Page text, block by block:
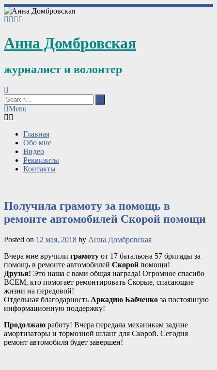
Анна Домбровская
журналист и волонтер
Menu
Главная
Обо мне
Видео
Реквизиты
Контакты
Получила грамоту за помощь в
ремонте автомобилей Скорой помощи
Posted on 12 мая, 2018 by Анна Домбровская
Вчера мне вручили грамоту от 17 батальона 57 бригады за
помощь в ремонте автомобилей Скорой помощи!
Друзья! Это наша с вами общая награда! Огромное спасибо
ВСЕМ, кто помогает ремонтировать Скорые, спасающие
жизни на передовой!
Отдельная благодарность Аркадию Бабченко за постоянную
информационную поддержку!
Продолжаю работу! Вчера передала механикам задние
амортизаторы и тормозной шланг для Скорой. Сегодня
ремонт автомобиля будет завершен!